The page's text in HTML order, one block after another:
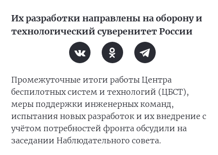
Их разработки направлены на оборону и
технологический суверенитет России
Промежуточные итоги работы Центра
беспилотных систем и технологий (ЦБСТ),
меры поддержки инженерных команд,
испытания новых разработок и их внедрение с
учётом потребностей фронта обсудили на
заседании Наблюдательного совета.